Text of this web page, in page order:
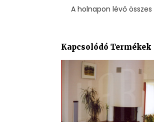
A holnapon lévő
Kapcsolódó Termékek